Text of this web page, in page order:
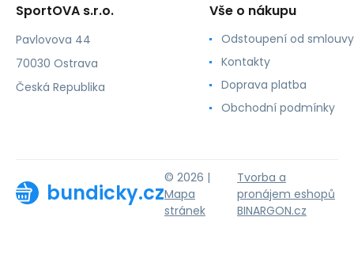
SportOVA s.r.o.
Pavlovova 44
70030 Ostrava
Česká Republika
Vše o nákupu
Odstoupení od smlouvy
Kontakty
Doprava platba
Obchodní podmínky
bundicky.cz
© 2026 |
Mapa
stránek
Tvorba a
pronájem eshopů
BINARGON.cz